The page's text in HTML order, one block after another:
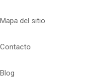
Mapa del sitio
Contacto
Blog